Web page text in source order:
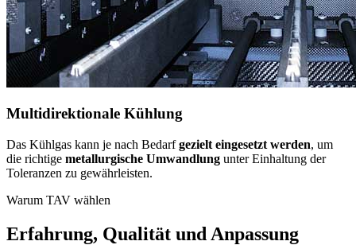
Multidirektionale Kühlung
Das Kühlgas kann je nach Bedarfgezielt eingesetzt werden, um
die richtige metallurgische Umwandlung unter Einhaltung der
Toleranzen zu gewährleisten.
Warum TAV wählen
Erfahrung, Qualität und Anpassung